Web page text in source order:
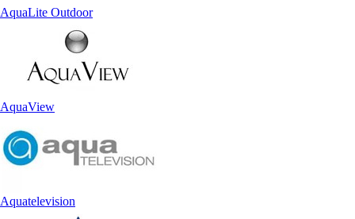
AquaLite Outdoor
AquaView
Aquatelevision